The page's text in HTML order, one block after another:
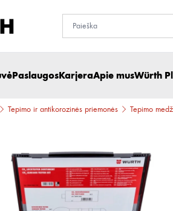
PaslaugosKarjeraApie musWürth
Tepimo ir antikorozinės priemonės Tepimo